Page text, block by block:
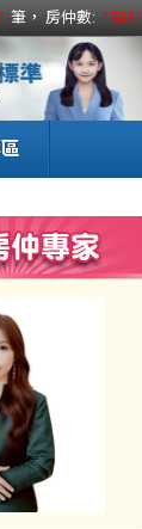
筆， 房仲數: 15331